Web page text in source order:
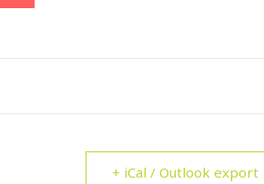
+ iCal / Outlook export